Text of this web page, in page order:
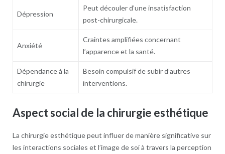
Dépression
Peut découler d’une insatisfaction
post-chirurgicale.
Anxiété
Craintes amplifiées concernant
l’apparence et la santé.
Dépendance à la
chirurgie
Besoin compulsif de subir d’autres
interventions.
Aspect social de la chirurgie esthétique
La chirurgie esthétique peut influer de manière significative sur
les interactions sociales et l’image de soi à travers la perception